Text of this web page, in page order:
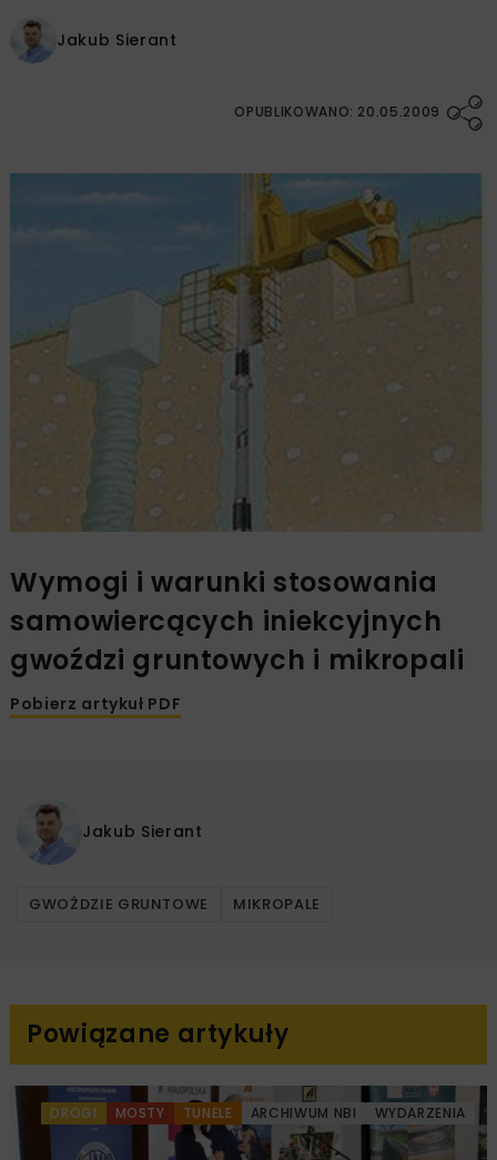
Jakub Sierant
OPUBLIKOWANO: 20.05.2009
Wymogi i warunki stosowania
samowiercących iniekcyjnych
gwoździ gruntowych i mikropali
Pobierz artykuł PDF
Jakub Sierant
GWOŹDZIE GRUNTOWE MIKROPALE
Powiązane artykuły
DROGI MOSTY TUNELE ARCHIWUM NBI WYDARZENIA